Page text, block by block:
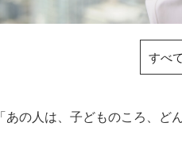
すべ
「あの人は、子どものころ、ど